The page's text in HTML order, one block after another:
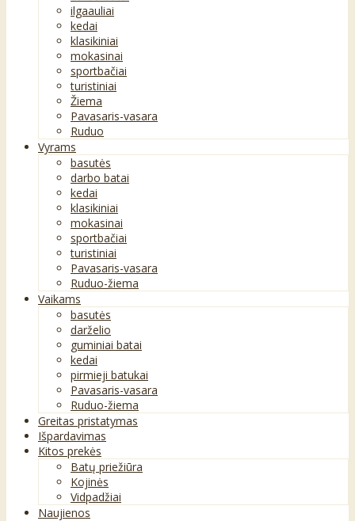
ilgaauliai
kedai
klasikiniai
mokasinai
sportbačiai
turistiniai
Žiema
Pavasaris-vasara
Ruduo
Vyrams
basutės
darbo batai
kedai
klasikiniai
mokasinai
sportbačiai
turistiniai
Pavasaris-vasara
Ruduo-žiema
Vaikams
basutės
darželio
guminiai batai
kedai
pirmieji batukai
Pavasaris-vasara
Ruduo-žiema
Greitas pristatymas
Išpardavimas
Kitos prekės
Batų priežiūra
Kojinės
Vidpadžiai
Naujienos